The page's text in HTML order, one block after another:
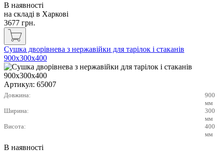
В наявності
на складі в Харкові
3677 грн.
Сушка дворівнева з нержавійки для тарілок і стаканів
900х300х400
Артикул: 65007
Довжина:
900
мм
Ширина:
300
мм
Висота:
400
мм
В наявності